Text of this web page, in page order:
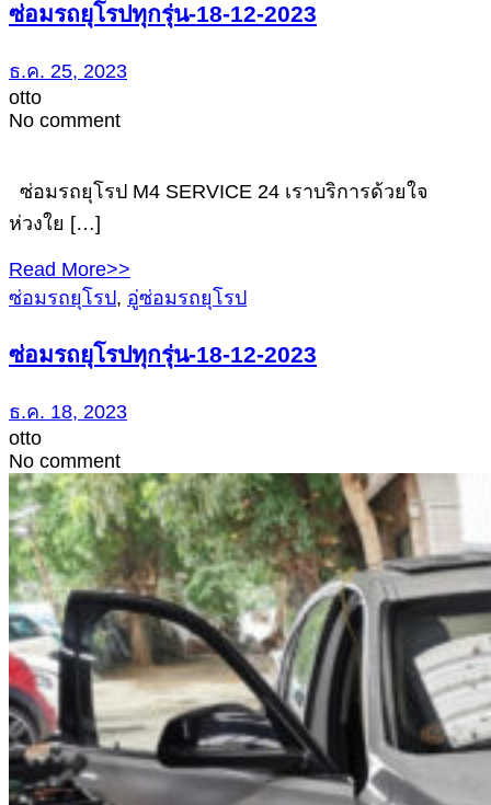
ซ่อมรถยุโรปทุกรุ่น-18-12-2023
ธ.ค. 25, 2023
otto
No comment
ซ่อมรถยุโรป M4 SERVICE 24 เราบริการด้วยใจ
ห่วงใย […]
Read More>>
ซ่อมรถยุโรป, อู่ซ่อมรถยุโรป
ซ่อมรถยุโรปทุกรุ่น-18-12-2023
ธ.ค. 18, 2023
otto
No comment